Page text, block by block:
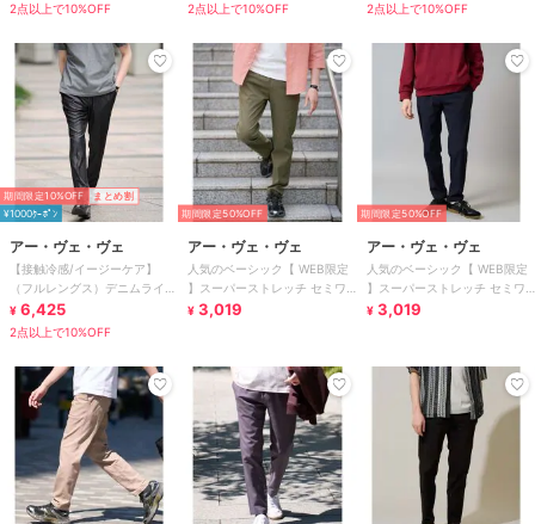
2点以上で10%OFF 2点以上で10%OFF 2点以上で10%OFF
期間限定10%OFF
まとめ割
¥1000ｸｰﾎﾟﾝ
アー・ヴェ・ヴェ
【接触冷感/イージーケア】
（フルレングス）デニムライク
ストレッチスマートスラックス
¥ 6,425
2点以上で10%OFF
期間限定50%OFF
アー・ヴェ・ヴェ
人気のベーシック【 WEB限定
】スーパーストレッチ セミワ
イドパンツ（シーズンレス）
¥ 3,019
期間限定50%OFF
アー・ヴェ・ヴェ
人気のベーシック【 WEB限定
】スーパーストレッチ セミワ
イドパンツ（シーズンレス）
¥ 3,019